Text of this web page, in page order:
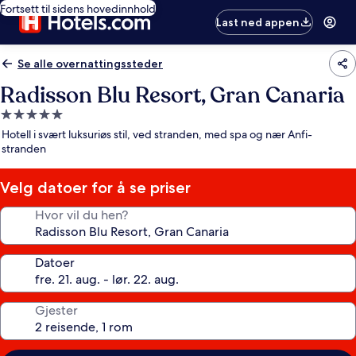
Fortsett til sidens hovedinnhold
Last ned appen
Se alle overnattingssteder
Radisson Blu Resort, Gran Canaria
Overnattingssted
med
5.0
stjerner
Hotell i svært luksuriøs stil, ved stranden, med spa og nær Anfi-
stranden
Velg datoer for å se priser
Hvor vil du hen?
Datoer
Gjester